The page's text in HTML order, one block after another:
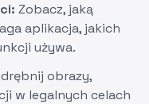
Zobacz, jaką
aplikacja, jakich
używa.
obrazy,
w legalnych celach